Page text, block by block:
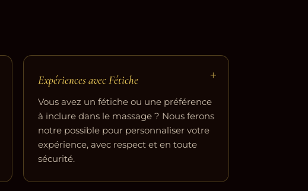
+
Expériences avec Fétiche
Vous avez un fétiche ou une préférence
à inclure dans le massage ? Nous ferons
notre possible pour personnaliser votre
expérience, avec respect et en toute
sécurité.